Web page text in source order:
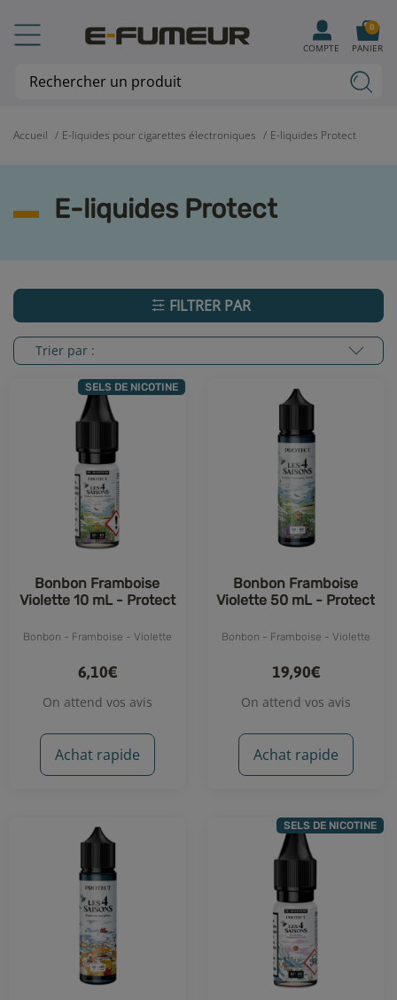
Accueil E-liquides pour cigarettes électroniques E-liquides Protect
E-liquides Protect
FILTRER PAR
Trier par :
SELS DE NICOTINE
Bonbon Framboise
Violette 10 mL - Protect
Bonbon - Framboise - Violette
6,10€
On attend vos avis
Achat rapide
Bonbon Framboise
Violette 50 mL - Protect
Bonbon - Framboise - Violette
19,90€
On attend vos avis
Achat rapide
SELS DE NICOTINE
COMPTE PANIER
0